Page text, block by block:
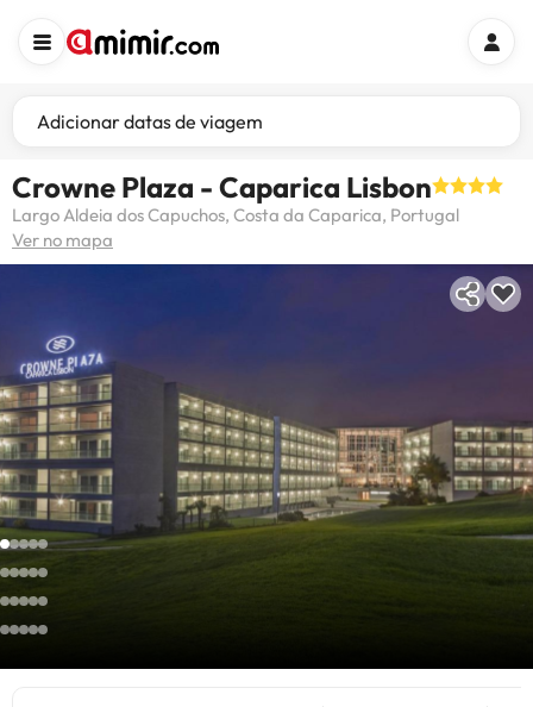
Adicionar datas de viagem
Crowne Plaza - Caparica Lisbon
Largo Aldeia dos Capuchos, Costa da Caparica, Portugal
Ver no mapa